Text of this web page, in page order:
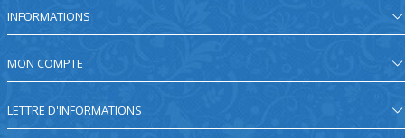
INFORMATIONS
MON COMPTE
LETTRE D'INFORMATIONS